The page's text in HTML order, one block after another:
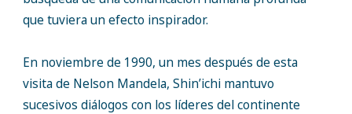
que tuviera un efecto inspirador.
En noviembre de 1990, un mes después de esta
visita de Nelson Mandela, Shin’ichi mantuvo
sucesivos diálogos con los líderes del continente